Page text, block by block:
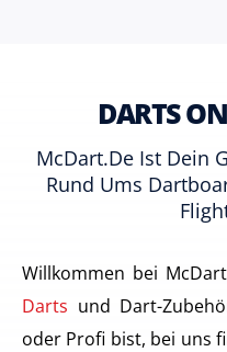
DARTS
McDart.de Ist Dein
Rund Ums
Willkommen bei
Darts und Dart-
oder Profi bist, bei uns